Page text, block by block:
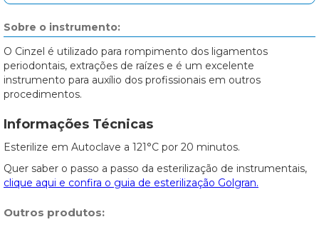
Sobre o instrumento:
O Cinzel é utilizado para rompimento dos ligamentos
periodontais, extrações de raízes e é um excelente
instrumento para auxílio dos profissionais em outros
procedimentos.
Informações Técnicas
Esterilize em Autoclave a 121°C por 20 minutos.
Quer saber o passo a passo da esterilização de instrumentais,
clique aqui e confira o guia de esterilização Golgran.
Outros produtos: